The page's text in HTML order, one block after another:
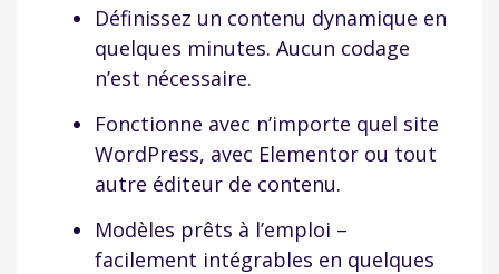
Définissez un contenu dynamique en
quelques minutes. Aucun codage
n’est nécessaire.
Fonctionne avec n’importe quel site
WordPress, avec Elementor ou tout
autre éditeur de contenu.
Modèles prêts à l’emploi –
facilement intégrables en quelques